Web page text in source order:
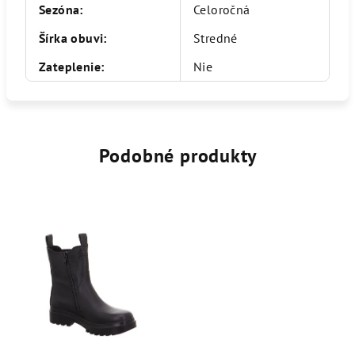
Sezóna:
Celoročná
Šírka obuvi:
Stredné
Zateplenie: Nie
Podobné produkty